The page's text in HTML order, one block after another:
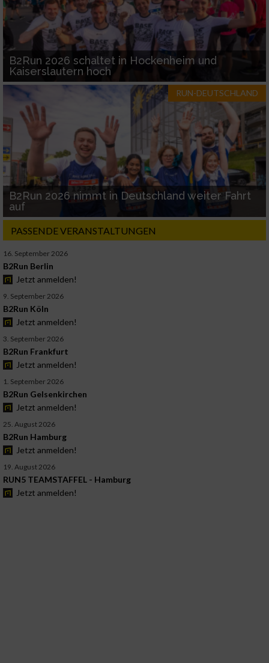
B2Run 2026 schaltet in Hockenheim und
Kaiserslautern hoch
RUN-DEUTSCHLAND
B2Run 2026 nimmt in Deutschland weiter Fahrt
auf
PASSENDE VERANSTALTUNGEN
16. September 2026
B2Run Berlin
Jetzt anmelden!
9. September 2026
B2Run Köln
Jetzt anmelden!
3. September 2026
B2Run Frankfurt
Jetzt anmelden!
1. September 2026
B2Run Gelsenkirchen
Jetzt anmelden!
25. August 2026
B2Run Hamburg
Jetzt anmelden!
19. August 2026
RUN5 TEAMSTAFFEL - Hamburg
Jetzt anmelden!